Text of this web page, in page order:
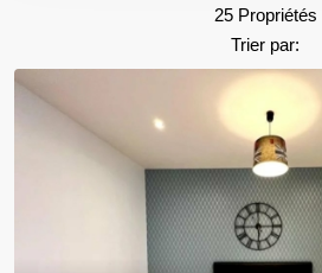
25 Propriétés
Trier par: